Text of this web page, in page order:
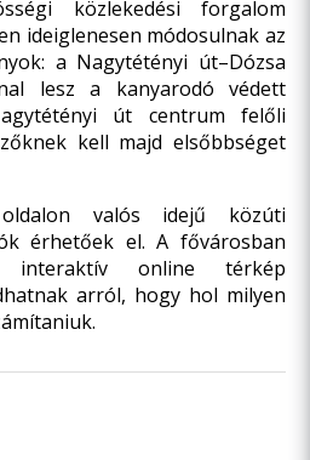
közlekedési forgalom
ideiglenesen módosulnak az
a Nagytétényi út–Dózsa
lesz a kanyarodó védett
út centrum felőli
kell majd elsőbbséget
valós idejű közúti
érhetőek el. A fővárosban
interaktív online térkép
arról, hogy hol milyen